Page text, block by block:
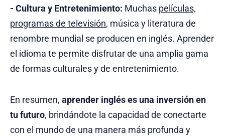
- Cultura y Entretenimiento: Muchas películas,
programas de televisión, música y literatura de
renombre mundial se producen en inglés. Aprender
el idioma te permite disfrutar de una amplia gama
de formas culturales y de entretenimiento.
En resumen, aprender inglés es una inversión en
tu futuro, brindándote la capacidad de conectarte
con el mundo de una manera más profunda y